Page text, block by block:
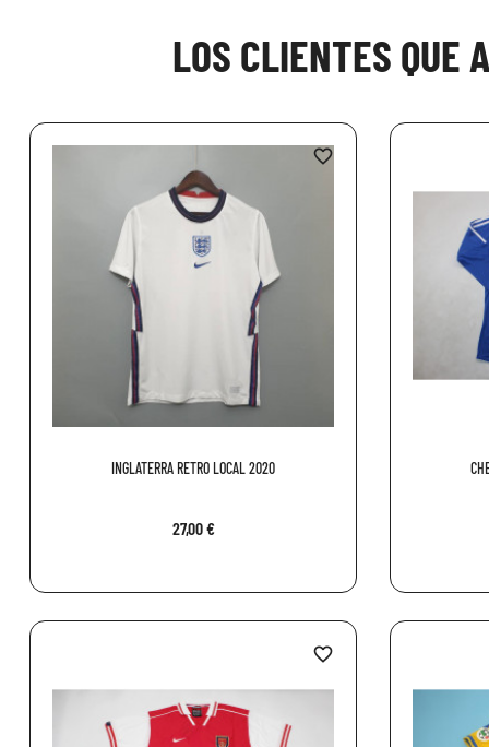
LOS CLIENTES QUE
INGLATERRA RETRO LOCAL 2020
27,00 €
favorite_border
favorite_border